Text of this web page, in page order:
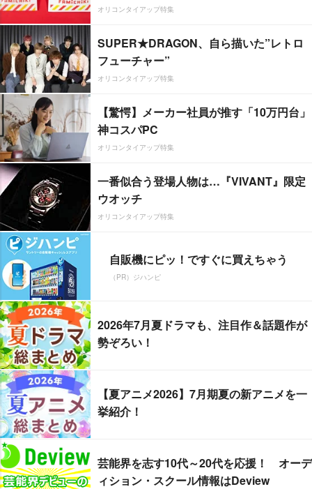
オリコンタイアップ特集
SUPER★DRAGON、自ら描いた”レトロ
フューチャー”
オリコンタイアップ特集
【驚愕】メーカー社員が推す「10万円台」
神コスパPC
オリコンタイアップ特集
一番似合う登場人物は…『VIVANT』限定
ウオッチ
オリコンタイアップ特集
自販機にピッ！ですぐに買えちゃう
（PR）ジハンピ
2026年7月夏ドラマも、注目作＆話題作が
勢ぞろい！
【夏アニメ2026】7月期夏の新アニメを一
挙紹介！
芸能界を志す10代～20代を応援！ オーデ
ィション・スクール情報はDeview